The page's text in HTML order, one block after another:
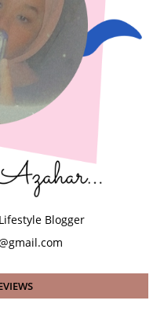
Blogger